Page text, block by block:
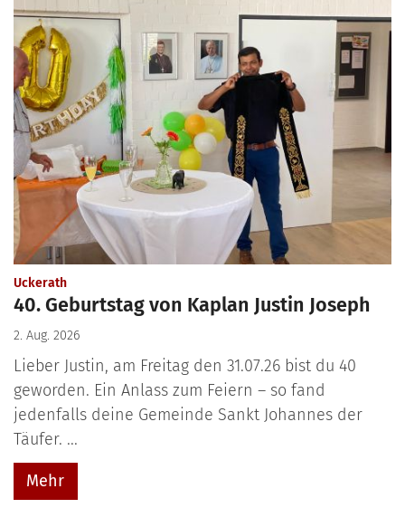
Uckerath:
40. Geburtstag von Kaplan Justin Joseph
2. Aug. 2026
Lieber Justin, am Freitag den 31.07.26 bist du 40
geworden. Ein Anlass zum Feiern – so fand
jedenfalls deine Gemeinde Sankt Johannes der
Täufer. ...
Mehr